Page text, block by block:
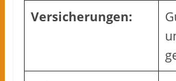
Versicherungen: